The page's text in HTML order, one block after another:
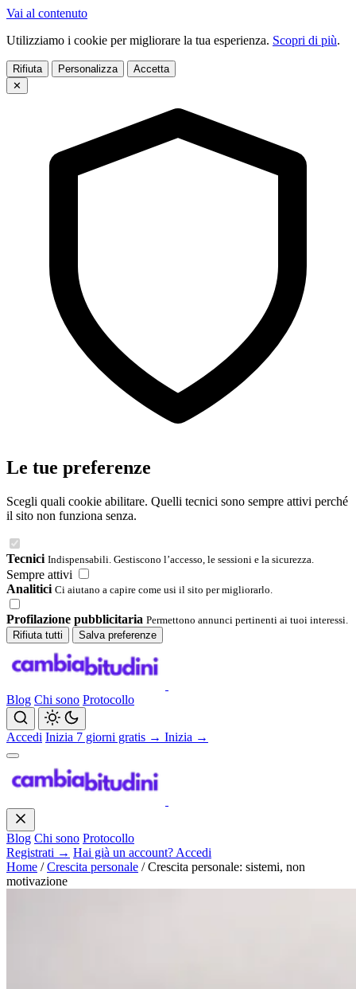
Vai al contenuto
Utilizziamo i cookie per migliorare la tua esperienza. Scopri di più.
Rifiuta Personalizza
Accetta
✕
Le tue preferenze
Scegli quali cookie abilitare. Quelli tecnici sono sempre attivi perché
il sito non funziona senza.
Tecnici Indispensabili. Gestiscono l’accesso, le sessioni e la sicurezza.
Sempre attivi
Analitici Ci aiutano a capire come usi il sito per migliorarlo.
Profilazione pubblicitaria Permettono annunci pertinenti ai tuoi interessi.
Rifiuta tutti
Salva preferenze
Blog Chi sono Protocollo
Accedi Inizia 7 giorni gratis → Inizia →
Blog Chi sono Protocollo
Registrati → Hai già un account? Accedi
Home / Crescita personale / Crescita personale: sistemi, non
motivazione